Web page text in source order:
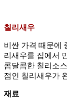
칠리새우
비싼 가격 때문에
리새우를 집에서
콤달콤한 칠리소
점인 칠리새우가
재료